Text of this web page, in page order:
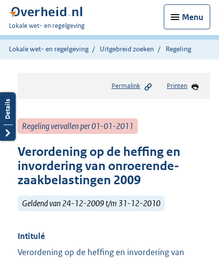
Menu
U
bent
hier:
Lokale wet- en regelgeving
Lokale wet- en regelgeving Uitgebreid zoeken Regeling
Permalink Printen
Regeling vervallen per 01-01-2011
Verordening op de heffing en
invordering van onroerende-
zaakbelastingen 2009
Geldend van 24-12-2009 t/m 31-12-2010
Intitulé
Verordening op de heffing en invordering van